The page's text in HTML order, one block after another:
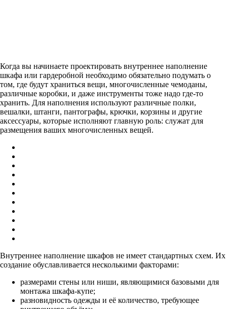
Когда вы начинаете проектировать внутреннее наполнение
шкафа или гардеробной необходимо обязательно подумать о
том, где будут храниться вещи, многочисленные чемоданы,
различные коробки, и даже инструменты тоже надо где-то
хранить. Для наполнения используют различные полки,
вешалки, штанги, пантографы, крючки, корзины и другие
аксессуары, которые исполняют главную роль: служат для
размещения ваших многочисленных вещей.
Внутреннее наполнение шкафов не имеет стандартных схем. Их
создание обуславливается несколькими факторами:
размерами стены или ниши, являющимися базовыми для
монтажа шкафа-купе;
разновидность одежды и её количество, требующее